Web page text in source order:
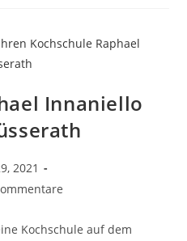
Innaniello
2021
Kochschule auf dem